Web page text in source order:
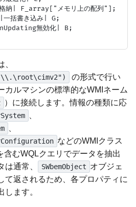
納| F_array["メモリ上の配列"];
括書き込み| G;
無効化| B;
の形式で行い
カルマシンの標準的なWMIネーム
）に接続します。情報の種類に応
などのWMIクラス
含むWQLクエリでデータを抽出
は通常、
SWbemObject オブジェ
て返されるため、各プロパティに
します。